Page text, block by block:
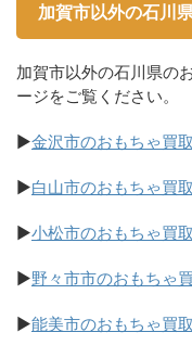
加賀市以外の石川
加賀市以外の石川県の
ージをご覧ください。
▶金沢市のおもちゃ買取
▶白山市のおもちゃ買取
▶小松市のおもちゃ買取
▶野々市市のおもちゃ
▶能美市のおもちゃ買取